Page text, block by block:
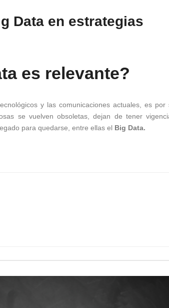
Data en estrategias
es relevante?
y las comunicaciones actuales, es por
se vuelven obsoletas, dejan de tener
para quedarse, entre ellas el Big Data.